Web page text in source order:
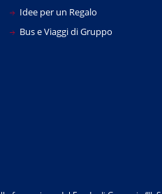
Idee per un Regalo
Bus e Viaggi di Gruppo